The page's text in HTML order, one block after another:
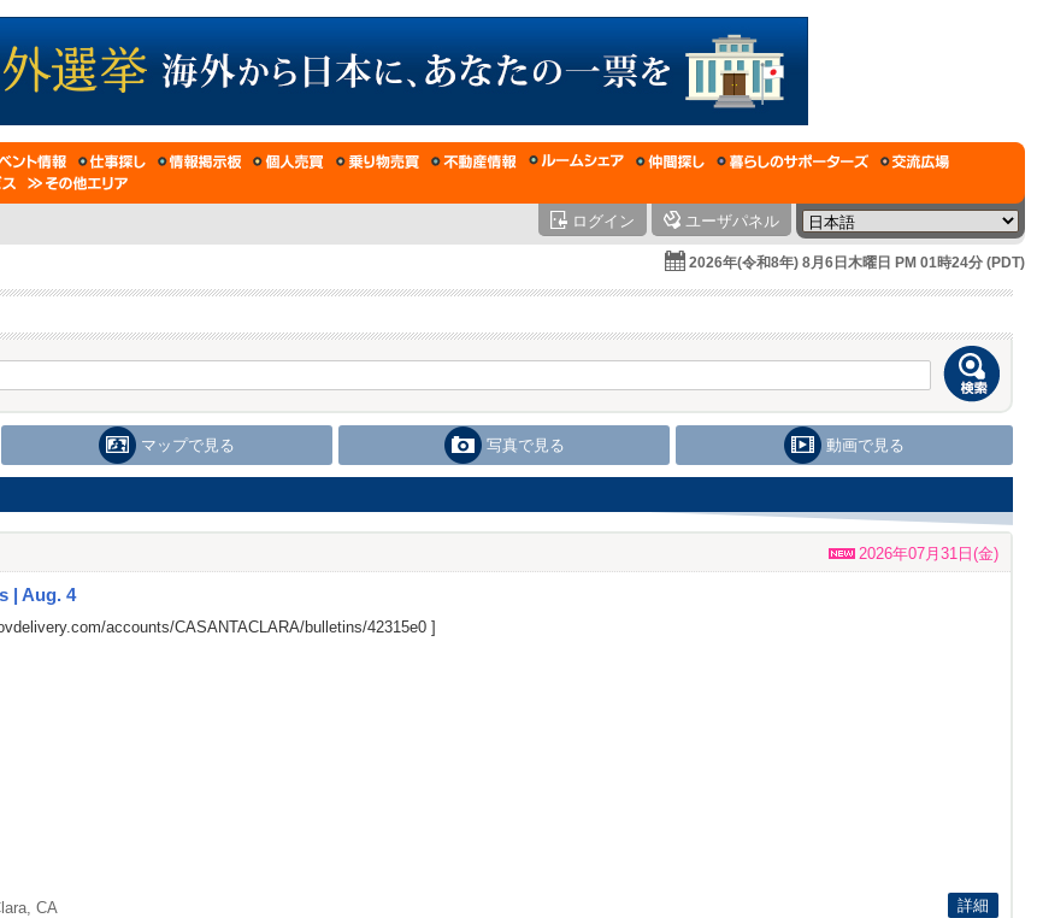
ログイン ユーザパネル
2026年(令和8年) 8月6日木曜日 PM 01時24分 (PDT)
マップで見る 写真で見る 動画で見る
2026年07月31日(金)
| Aug. 4
accounts/CASANTACLARA/bulletins/42315e0 ]
CA 詳細